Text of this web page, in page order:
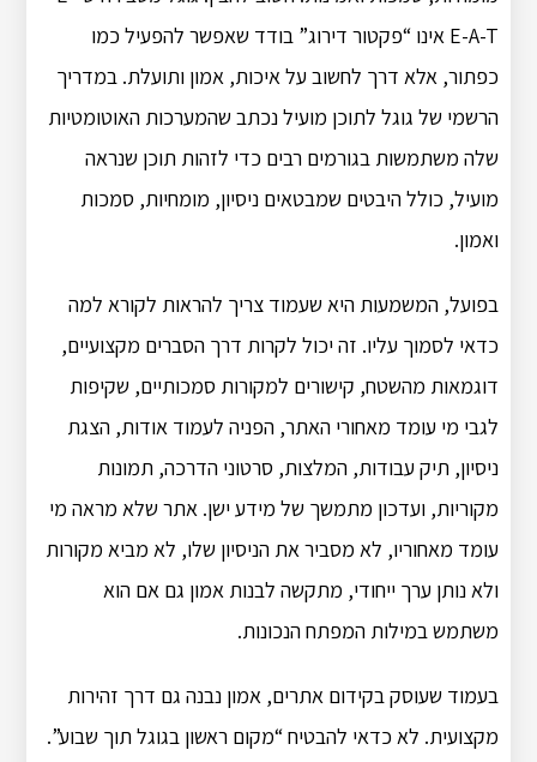
E-A-T אינו “פקטור דירוג” בודד שאפשר להפעיל כמו
כפתור, אלא דרך לחשוב על איכות, אמון ותועלת. במדריך
הרשמי של גוגל לתוכן מועיל נכתב שהמערכות האוטומטיות
שלה משתמשות בגורמים רבים כדי לזהות תוכן שנראה
מועיל, כולל היבטים שמבטאים ניסיון, מומחיות, סמכות
ואמון.
בפועל, המשמעות היא שעמוד צריך להראות לקורא למה
כדאי לסמוך עליו. זה יכול לקרות דרך הסברים מקצועיים,
דוגמאות מהשטח, קישורים למקורות סמכותיים, שקיפות
לגבי מי עומד מאחורי האתר, הפניה לעמוד אודות, הצגת
ניסיון, תיק עבודות, המלצות, סרטוני הדרכה, תמונות
מקוריות, ועדכון מתמשך של מידע ישן. אתר שלא מראה מי
עומד מאחוריו, לא מסביר את הניסיון שלו, לא מביא מקורות
ולא נותן ערך ייחודי, מתקשה לבנות אמון גם אם הוא
משתמש במילות המפתח הנכונות.
בעמוד שעוסק בקידום אתרים, אמון נבנה גם דרך זהירות
מקצועית. לא כדאי להבטיח “מקום ראשון בגוגל תוך שבוע”.